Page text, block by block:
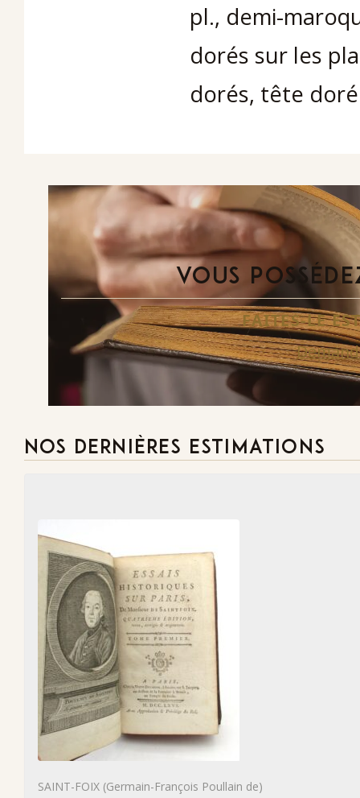
pl., demi-
dorés sur les
dorés, tête
VOUS
FAITES-LE
NOS DERNIÈRES ESTIMATIONS
SAINT-FOIX (Germain-François Poullain de)